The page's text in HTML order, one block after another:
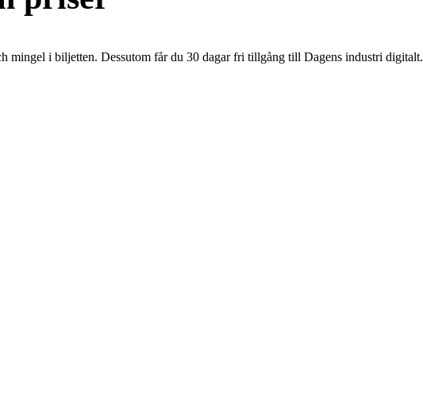
mingel i biljetten. Dessutom får du 30 dagar fri tillgång till Dagens industri digitalt.